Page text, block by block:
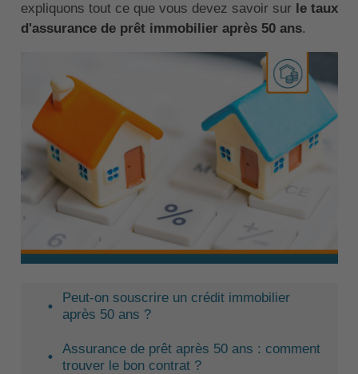
expliquons tout ce que vous devez savoir sur le taux
d'assurance de prêt immobilier après 50 ans.
Peut-on souscrire un crédit immobilier
après 50 ans ?
Assurance de prêt après 50 ans : comment
trouver le bon contrat ?